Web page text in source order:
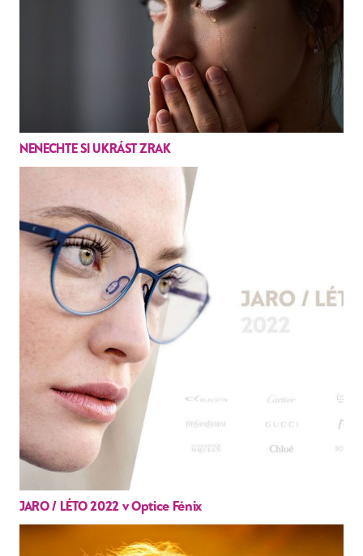
NENECHTE SI UKRÁST ZRAK
JARO / LÉTO 2022 v Optice Fénix